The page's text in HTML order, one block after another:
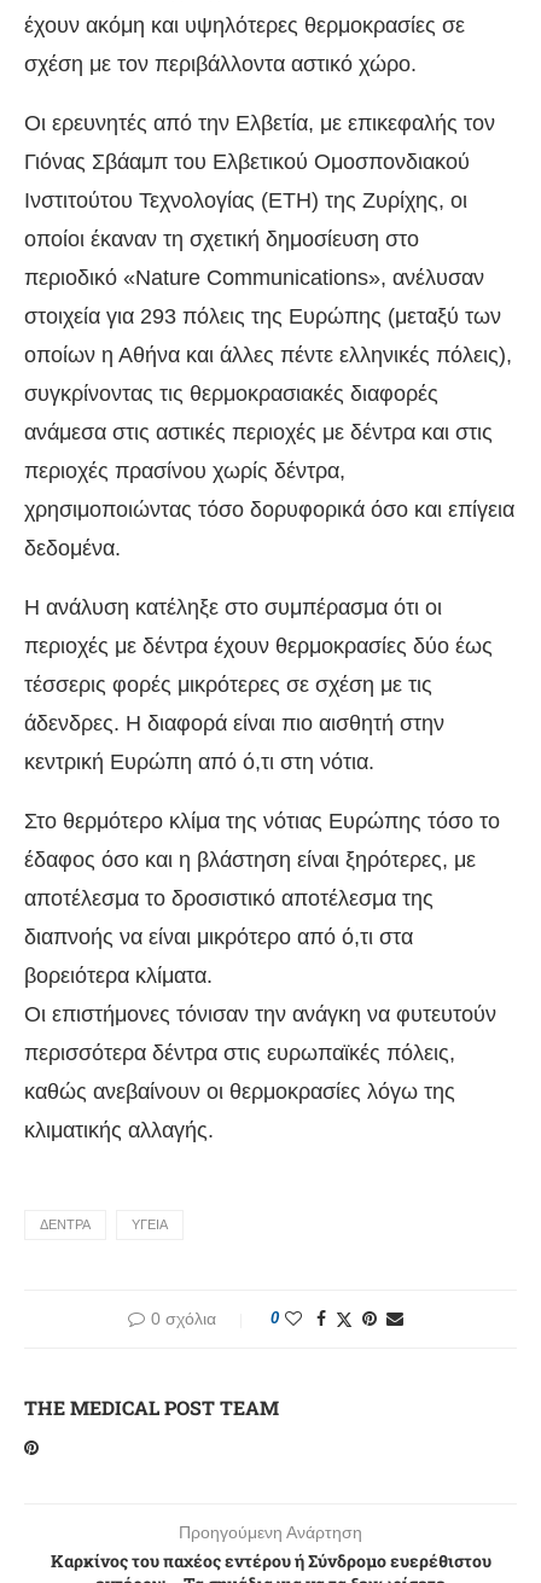
έχουν ακόμη και υψηλότερες θερμοκρασίες σε
σχέση με τον περιβάλλοντα αστικό χώρο.
Οι ερευνητές από την Ελβετία, με επικεφαλής τον
Γιόνας Σβάαμπ του Ελβετικού Ομοσπονδιακού
Ινστιτούτου Τεχνολογίας (ΕΤΗ) της Ζυρίχης, οι
οποίοι έκαναν τη σχετική δημοσίευση στο
περιοδικό «Nature Communications», ανέλυσαν
στοιχεία για 293 πόλεις της Ευρώπης (μεταξύ των
οποίων η Αθήνα και άλλες πέντε ελληνικές πόλεις),
συγκρίνοντας τις θερμοκρασιακές διαφορές
ανάμεσα στις αστικές περιοχές με δέντρα και στις
περιοχές πρασίνου χωρίς δέντρα,
χρησιμοποιώντας τόσο δορυφορικά όσο και επίγεια
δεδομένα.
Η ανάλυση κατέληξε στο συμπέρασμα ότι οι
περιοχές με δέντρα έχουν θερμοκρασίες δύο έως
τέσσερις φορές μικρότερες σε σχέση με τις
άδενδρες. Η διαφορά είναι πιο αισθητή στην
κεντρική Ευρώπη από ό,τι στη νότια.
Στο θερμότερο κλίμα της νότιας Ευρώπης τόσο το
έδαφος όσο και η βλάστηση είναι ξηρότερες, με
αποτέλεσμα το δροσιστικό αποτέλεσμα της
διαπνοής να είναι μικρότερο από ό,τι στα
βορειότερα κλίματα.
Οι επιστήμονες τόνισαν την ανάγκη να φυτευτούν
περισσότερα δέντρα στις ευρωπαϊκές πόλεις,
καθώς ανεβαίνουν οι θερμοκρασίες λόγω της
κλιματικής αλλαγής.
ΔΕΝΤΡΑ ΥΓΕΙΑ
0 σχόλια 0
THE MEDICAL POST TEAM
Προηγούμενη Ανάρτηση
Καρκίνος του παχέος εντέρου ή Σύνδρομο ευερέθιστου